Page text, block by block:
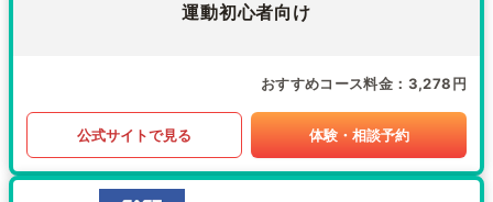
運動初心者向け
おすすめコース料金 3,278円
公式サイトで見る 体験・相談予約